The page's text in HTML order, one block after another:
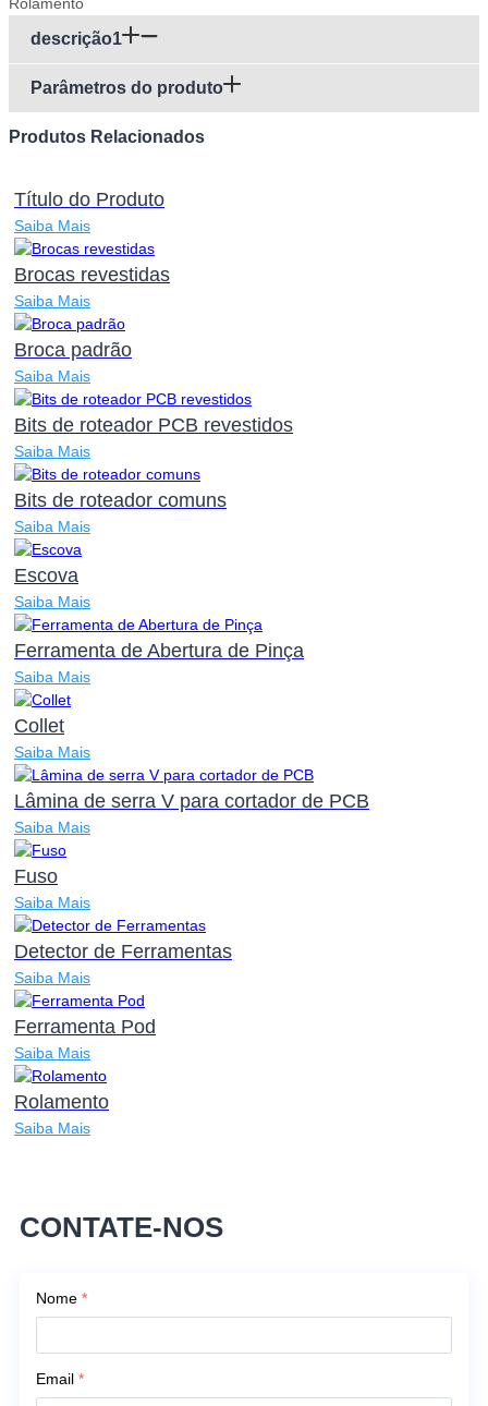
descrição1
Parâmetros do produto
Produtos Relacionados
Título do Produto
Saiba Mais
Brocas revestidas
Saiba Mais
Broca padrão
Saiba Mais
Bits de roteador PCB revestidos
Saiba Mais
Bits de roteador comuns
Saiba Mais
Escova
Saiba Mais
Ferramenta de Abertura de Pinça
Saiba Mais
Collet
Saiba Mais
Lâmina de serra V para cortador de PCB
Saiba Mais
Fuso
Saiba Mais
Detector de Ferramentas
Saiba Mais
Ferramenta Pod
Saiba Mais
Rolamento
Saiba Mais
CONTATE-NOS
Nome *
Email *